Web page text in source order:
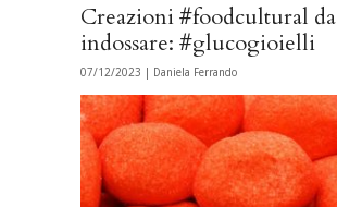
Creazioni #foodcultural da
indossare: #glucogioielli
07/12/2023 | Daniela Ferrando